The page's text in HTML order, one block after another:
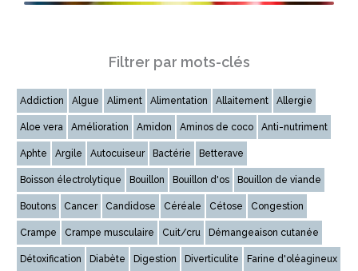
Filtrer par mots-clés
Addiction Algue Aliment Alimentation Allaitement Allergie
Aloe vera Amélioration Amidon Aminos de coco Anti-nutriment
Aphte Argile Autocuiseur Bactérie Betterave
Boisson électrolytique Bouillon Bouillon d'os Bouillon de viande
Boutons Cancer Candidose Céréale Cétose Congestion
Crampe Crampe musculaire Cuit/cru Démangeaison cutanée
Détoxification Diabète Digestion Diverticulite Farine d'oléagineux